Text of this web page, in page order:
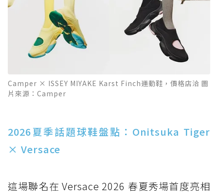
Camper × ISSEY MIYAKE Karst Finch運動鞋，價格店洽 圖
片來源：Camper
2026夏季話題球鞋盤點：Onitsuka Tiger
× Versace
這場聯名在 Versace 2026 春夏秀場首度亮相